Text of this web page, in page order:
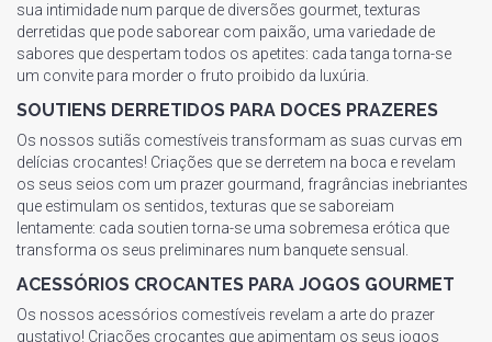
sua intimidade num parque de diversões gourmet, texturas
derretidas que pode saborear com paixão, uma variedade de
sabores que despertam todos os apetites: cada tanga torna-se
um convite para morder o fruto proibido da luxúria.
SOUTIENS DERRETIDOS PARA DOCES PRAZERES
Os nossos sutiãs comestíveis transformam as suas curvas em
delícias crocantes! Criações que se derretem na boca e revelam
os seus seios com um prazer gourmand, fragrâncias inebriantes
que estimulam os sentidos, texturas que se saboreiam
lentamente: cada soutien torna-se uma sobremesa erótica que
transforma os seus preliminares num banquete sensual.
ACESSÓRIOS CROCANTES PARA JOGOS GOURMET
Os nossos acessórios comestíveis revelam a arte do prazer
gustativo! Criações crocantes que apimentam os seus jogos